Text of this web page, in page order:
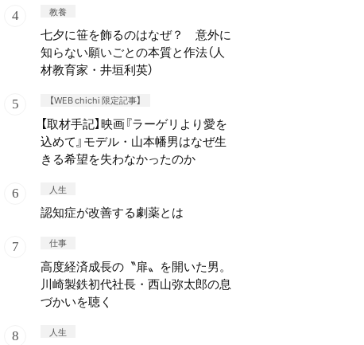
教養
七夕に笹を飾るのはなぜ？ 意外に
知らない願いごとの本質と作法（人
材教育家・井垣利英）
【WEB chichi 限定記事】
【取材手記】映画『ラーゲリより愛を
込めて』モデル・山本幡男はなぜ生
きる希望を失わなかったのか
人生
認知症が改善する劇薬とは
仕事
高度経済成長の〝扉〟を開いた男。
川崎製鉄初代社長・西山弥太郎の息
づかいを聴く
人生